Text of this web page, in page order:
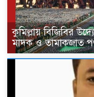
কুমিল্লায় বিজিবির
মাদক ও তামাকজাত